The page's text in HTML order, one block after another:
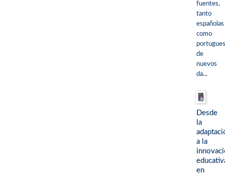
fuentes,
tanto
españolas
como
de
nuevos
da...
Desde
la
a la
en